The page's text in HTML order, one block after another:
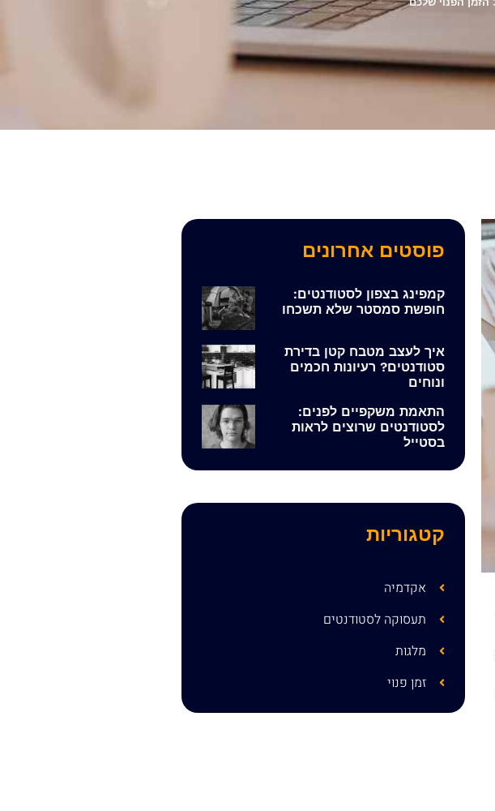
פוסטים אחרונים
קמפינג בצפון לסטודנטים:
חופשת סמסטר שלא תשכחו
איך לעצב מטבח קטן בדירת
סטודנטים? רעיונות חכמים
ונוחים
התאמת משקפיים לפנים:
לסטודנטים שרוצים לראות
בסטייל
קטגוריות
אקדמיה
תעסוקה לסטודנטים
מלגות
זמן פנוי